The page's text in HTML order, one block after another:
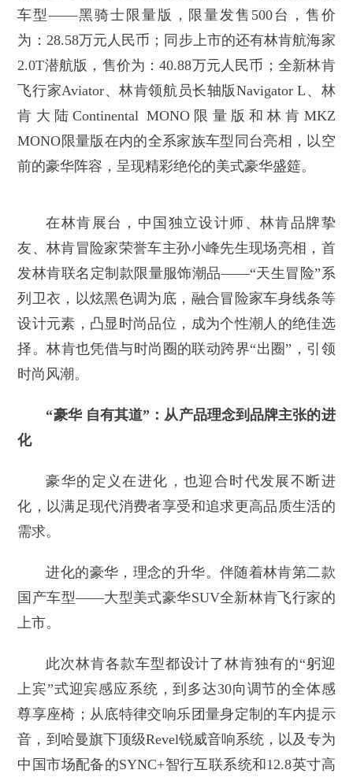
车型——黑骑士限量版，限量发售500台，售价
为：28.58万元人民币；同步上市的还有林肯航海家
2.0T潜航版，售价为：40.88万元人民币；全新林肯
飞行家Aviator、林肯领航员长轴版Navigator L、林
肯大陆Continental MONO限量版和林肯MKZ
MONO限量版在内的全系家族车型同台亮相，以空
前的豪华阵容，呈现精彩绝伦的美式豪华盛筵。
在林肯展台，中国独立设计师、林肯品牌挚
友、林肯冒险家荣誉车主孙小峰先生现场亮相，首
发林肯联名定制款限量服饰潮品——“天生冒险”系
列卫衣，以炫黑色调为底，融合冒险家车身线条等
设计元素，凸显时尚品位，成为个性潮人的绝佳选
择。林肯也凭借与时尚圈的联动跨界“出圈”，引领
时尚风潮。
“豪华 自有其道”：从产品理念到品牌主张的进
化
豪华的定义在进化，也迎合时代发展不断进
化，以满足现代消费者享受和追求更高品质生活的
需求。
进化的豪华，理念的升华。伴随着林肯第二款
国产车型——大型美式豪华SUV全新林肯飞行家的
上市。
此次林肯各款车型都设计了林肯独有的“躬迎
上宾”式迎宾感应系统，到多达30向调节的全体感
尊享座椅；从底特律交响乐团量身定制的车内提示
音，到哈曼旗下顶级Revel锐威音响系统，以及专为
中国市场配备的SYNC+智行互联系统和12.8英寸高